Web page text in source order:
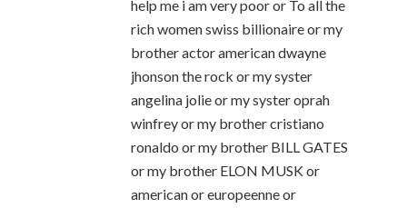
help me i am very poor or To all the
rich women swiss billionaire or my
brother actor american dwayne
jhonson the rock or my syster
angelina jolie or my syster oprah
winfrey or my brother cristiano
ronaldo or my brother BILL GATES
or my brother ELON MUSK or
american or europeenne or